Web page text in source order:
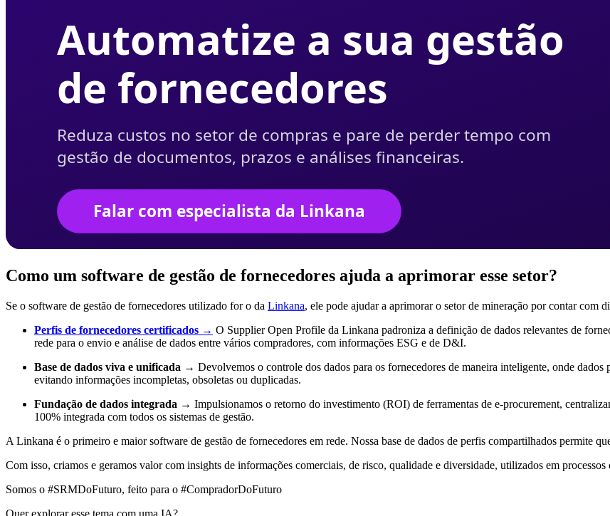
Como um software de gestão de fornecedores ajuda a aprimorar esse setor?
Se o software de gestão de fornecedores utilizado for o da Linkana, ele pode ajudar a aprimorar o setor de mineração por contar com
Perfis de fornecedores certificados → O Supplier Open Profile da Linkana padroniza a definição de dados relevantes de
rede para o envio e análise de dados entre vários compradores, com informações ESG e de D&I.
Base de dados viva e unificada → Devolvemos o controle dos dados para os fornecedores de maneira inteligente, onde
evitando informações incompletas, obsoletas ou duplicadas.
Fundação de dados integrada → Impulsionamos o retorno do investimento (ROI) de ferramentas de e-procurement,
100% integrada com todos os sistemas de gestão.
A Linkana é o primeiro e maior software de gestão de fornecedores em rede. Nossa base de dados de perfis compartilhados permite
Com isso, criamos e geramos valor com insights de informações comerciais, de risco, qualidade e diversidade, utilizados em
Somos o #SRMDoFuturo, feito para o #CompradorDoFuturo
Quer explorar esse tema com uma IA?